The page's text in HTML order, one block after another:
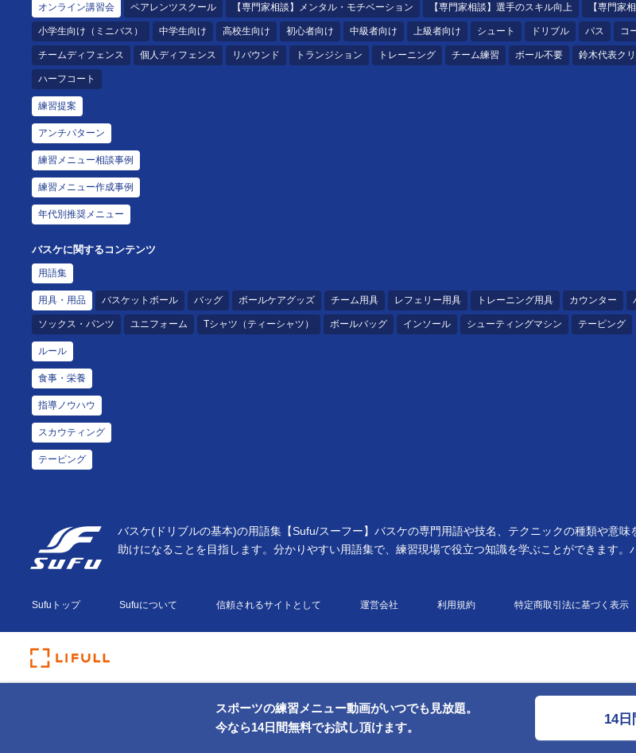
オンライン講習会 ペアレンツスクール 【専門家相談】メンタル・モチベーション 【専門家相談】選手のスキル向上 【専門家
小学生向け（ミニバス） 中学生向け 高校生向け 初心者向け 中級者向け 上級者向け シュート ドリブル パス コ
チームディフェンス 個人ディフェンス リバウンド トランジション トレーニング チーム練習 ボール不要 鈴木代表ク
ハーフコート
練習提案
アンチパターン
練習メニュー相談事例
練習メニュー作成事例
年代別推奨メニュー
バスケに関するコンテンツ
用語集
用具・用品 バスケットボール バッグ ボールケアグッズ チーム用具 レフェリー用具 トレーニング用具 カウンター
ソックス・パンツ ユニフォーム Tシャツ（ティーシャツ） ボールバッグ インソール シューティングマシン テーピング
ルール
食事・栄養
指導ノウハウ
スカウティング
テーピング
スポーツの練習メニュー動画がいつでも見放題。
今なら14日間無料でお試し頂けます。
14日
バスケ(ドリブルの基本)の用語集【Sufu/スーフー】バスケの専門用語や技名、テクニックの種類や意
助けになることを目指します。分かりやすい用語集で、練習現場で役立つ知識を学ぶことができます
Sufuトップ Sufuについて 信頼されるサイトとして 運営会社 利用規約 特定商取引法に基づく表示